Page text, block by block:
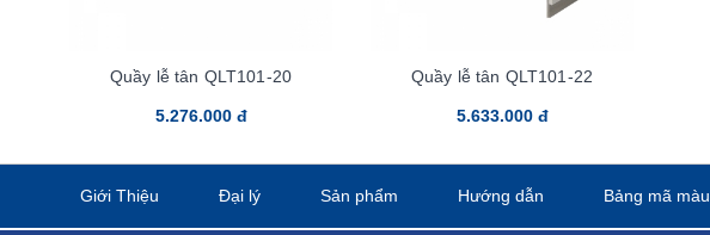
Quầy lễ tân QLT101-20
5.276.000 đ
Quầy lễ tân QLT101-22
5.633.000 đ
Giới Thiệu Đại lý Sản phẩm Hướng dẫn Bảng mã màu